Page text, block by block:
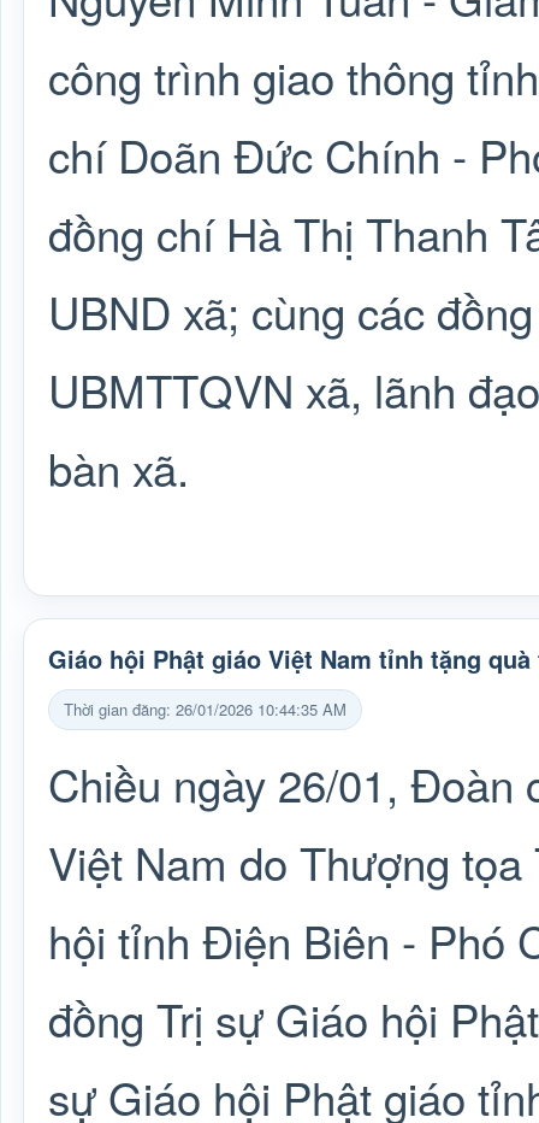
công trình giao thông
chí Doãn Đức Chính -
đồng chí Hà Thị Thanh
UBND xã; cùng các
UBMTTQVN xã, lãnh
bàn xã.
Giáo hội Phật giáo Việt Nam tỉnh tặng
Thời gian đăng: 26/01/2026 10:44:35 AM
Chiều ngày 26/01, Đoàn
Việt Nam do Thượng
hội tỉnh Điện Biên - Phó
đồng Trị sự Giáo hội
sự Giáo hội Phật giáo